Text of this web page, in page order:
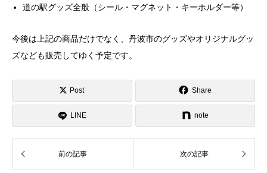
道の駅グッズ全般（シール・マグネット・キーホルダー等）
今後は上記の商品だけでなく、丹波市のグッズやオリジナルグッ
ズなども販売してゆく予定です。
Post Share
LINE note